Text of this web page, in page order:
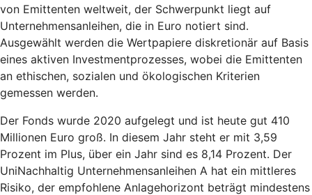
von Emittenten weltweit, der Schwerpunkt liegt auf
Unternehmensanleihen, die in Euro notiert sind.
Ausgewählt werden die Wertpapiere diskretionär auf Basis
eines aktiven Investmentprozesses, wobei die Emittenten
an ethischen, sozialen und ökologischen Kriterien
gemessen werden.
Der Fonds wurde 2020 aufgelegt und ist heute gut 410
Millionen Euro groß. In diesem Jahr steht er mit 3,59
Prozent im Plus, über ein Jahr sind es 8,14 Prozent. Der
UniNachhaltig Unternehmensanleihen A hat ein mittleres
Risiko, der empfohlene Anlagehorizont beträgt mindestens